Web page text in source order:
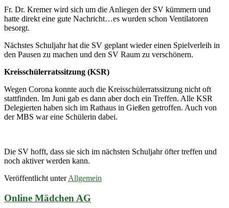
Fr. Dr. Kremer wird sich um die Anliegen der SV kümmern und
hatte direkt eine gute Nachricht…es wurden schon Ventilatoren
besorgt.
Nächstes Schuljahr hat die SV geplant wieder einen Spielverleih in
den Pausen zu machen und den SV Raum zu verschönern.
Kreisschülerratssitzung (KSR)
Wegen Corona konnte auch die Kreisschülerratssitzung nicht oft
stattfinden. Im Juni gab es dann aber doch ein Treffen. Alle KSR
Delegierten haben sich im Rathaus in Gießen getroffen. Auch von
der MBS war eine Schülerin dabei.
Die SV hofft, dass sie sich im nächsten Schuljahr öfter treffen und
noch aktiver werden kann.
Veröffentlicht unter Allgemein
Online Mädchen AG